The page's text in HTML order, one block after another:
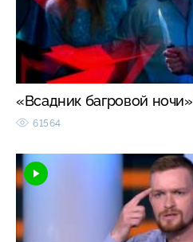
«Всадник багровой ночи»
61564